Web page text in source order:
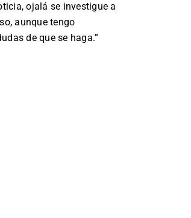
ojalá se investigue a
aunque tengo
de que se haga.”